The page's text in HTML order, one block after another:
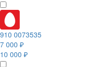
910 0073535
7 000 ₽
10 000 ₽